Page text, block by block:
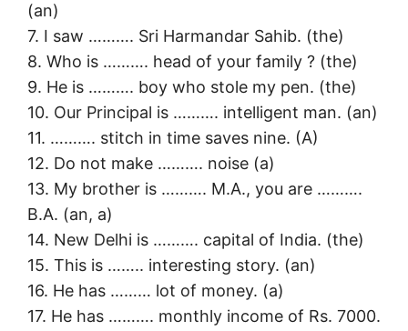
(an)
7. I saw ………. Sri Harmandar Sahib. (the)
8. Who is ………. head of your family ? (the)
9. He is ………. boy who stole my pen. (the)
10. Our Principal is ………. intelligent man. (an)
11. ………. stitch in time saves nine. (A)
12. Do not make ………. noise (a)
13. My brother is ………. M.A., you are ……….
B.A. (an, a)
14. New Delhi is ………. capital of India. (the)
15. This is …….. interesting story. (an)
16. He has ……… lot of money. (a)
17. He has ………. monthly income of Rs. 7000.